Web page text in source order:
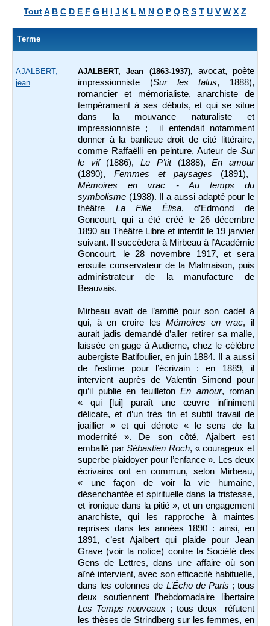
ToutA B C D E F G H I J K L M N O P Q R S T U V W X Z
Terme
AJALBERT,
jean
AJALBERT, Jean (1863-1937), avocat,
poète
impressionniste (Sur les talus, 1888),
romancier et mémorialiste, anarchiste de
tempérament à ses débuts, et qui se situe
dans la mouvance naturaliste et
impressionniste ; il entendait notamment
donner à la banlieue droit de cité littéraire,
comme Raffaëlli en peinture. Auteur de Sur
le vif(1886),Le P’tit(1888),En amour
(1890), Femmes et paysages (1891),
Mémoires en vrac - Au temps du
symbolisme (1938). Il a aussi adapté pour le
théâtre La Fille Élisa, d’Edmond de
Goncourt, qui a été créé le 26 décembre
1890 au Théâtre Libre et interdit le 19 janvier
suivant. Il succèdera à Mirbeau à l’Académie
Goncourt, le 28 novembre 1917, et sera
ensuite conservateur de la Malmaison, puis
administrateur de la manufacture de
Beauvais.
Mirbeau avait de l’amitié pour son cadet à
qui, à en croire lesMémoires en vrac, il
aurait jadis demandé d’aller retirer sa malle,
laissée en gage à Audierne, chez le célèbre
aubergiste Batifoulier, en juin 1884. Il a aussi
de l’estime pour l’écrivain : en 1889, il
intervient auprès de Valentin Simond pour
qu’il publie en feuilleton En amour, roman
« qui [lui] paraît une œuvre infiniment
délicate, et d’un très fin et subtil travail de
joaillier » et qui dénote « le sens de la
modernité ». De son côté, Ajalbert est
emballé parSébastien Roch, « courageux et
superbe plaidoyer pour l’enfance ». Les deux
écrivains ont en commun, selon Mirbeau,
« une façon de voir la vie humaine,
désenchantée et spirituelle dans la tristesse,
et ironique dans la pitié », et un engagement
anarchiste, qui les rapproche à maintes
reprises dans les années 1890 : ainsi, en
1891, c’est Ajalbert qui plaide pour Jean
Grave (voir la notice) contre la Société des
Gens de Lettres, dans une affaire où son
aîné intervient, avec son efficacité habituelle,
dans les colonnes de L’Écho de Paris ; tous
deux soutiennent l’hebdomadaire libertaire
Les Temps nouveaux ; tous deux réfutent
les thèses de Strindberg sur les femmes, en